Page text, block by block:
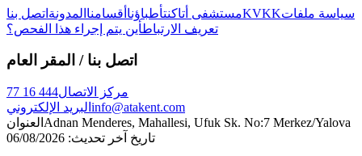
مستشفى أتاكنتأطباؤنا أقسامنا المدونة اتصل بنا KVKKسياسة ملفات
تعريف الارتباطأين يتم إجراء هذا الفحص؟
اتصل بنا / المقر العام
مركز الاتصال444 16 77
البريد الإلكتروني info@atakent.com
العنوان Adnan Menderes, Mahallesi, Ufuk Sk. No:7 Merkez/Yalova
تاريخ آخر تحديث:
06/08/2026